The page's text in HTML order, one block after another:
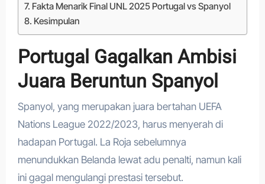
Fakta Menarik Final UNL 2025 Portugal vs Spanyol
Kesimpulan
Portugal Gagalkan Ambisi
Juara Beruntun Spanyol
Spanyol, yang merupakan juara bertahan UEFA
Nations League 2022/2023, harus menyerah di
hadapan Portugal. La Roja sebelumnya
menundukkan Belanda lewat adu penalti, namun kali
ini gagal mengulangi prestasi tersebut.